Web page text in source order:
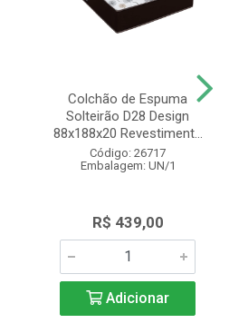
Colchão de Espuma
Solteirão D28 Design
88x188x20 Revestiment...
Código: 26717
Embalagem: UN/1
R$ 439,00
Adicionar